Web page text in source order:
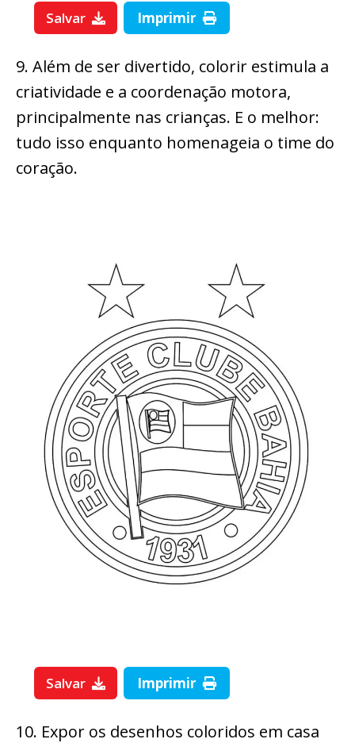
Salvar Imprimir
9. Além de ser divertido, colorir estimula a
criatividade e a coordenação motora,
principalmente nas crianças. E o melhor:
tudo isso enquanto homenageia o time do
coração.
Salvar Imprimir
10. Expor os desenhos coloridos em casa